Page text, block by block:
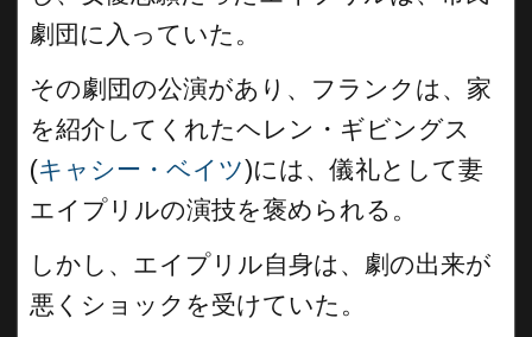
劇団に入っていた。
その劇団の公演があり、フランクは、家
を紹介してくれたヘレン・ギビングス
(キャシー・ベイツ)には、儀礼として妻
エイプリルの演技を褒められる。
しかし、エイプリル自身は、劇の出来が
悪くショックを受けていた。